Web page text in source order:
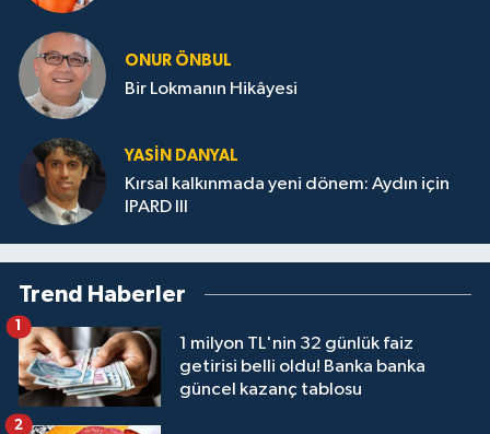
ONUR ÖNBUL
Bir Lokmanın Hikâyesi
YASIN DANYAL
Kırsal kalkınmada yeni dönem: Aydın için
IPARD III
Trend Haberler
1 milyon TL'nin 32 günlük faiz
getirisi belli oldu! Banka banka
güncel kazanç tablosu
1
2